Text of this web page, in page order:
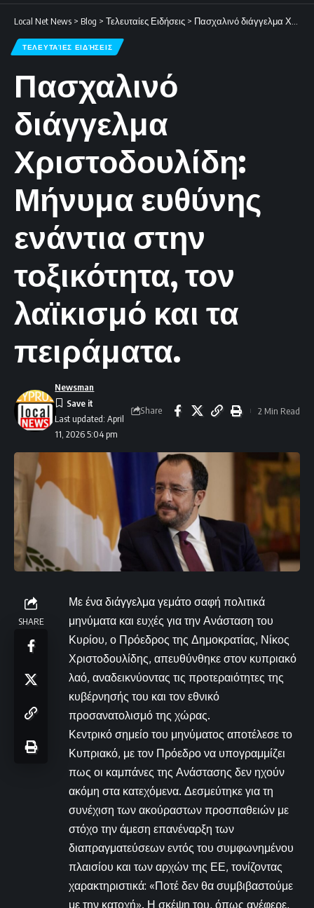
Local Net News > Blog > Τελευταίες Ειδήσεις > Πασχαλινό διάγγελμα Χριστοδουλίδη: Μήνυμα ευθύνης ενάντια στην τοξικότητα, τον λαϊκισμό και τα πειράματα.
ΤΕΛΕΥΤΑΊΕΣ ΕΙΔΉΣΕΙΣ
Πασχαλινό
διάγγελμα
Χριστοδουλίδη:
Μήνυμα ευθύνης
ενάντια στην
τοξικότητα, τον
λαϊκισμό και τα
πειράματα.
Last updated: April
11, 2026 5:04 pm
Newsman
Share 2 Min Read
SHARE
Με ένα διάγγελμα γεμάτο σαφή πολιτικά
μηνύματα και ευχές για την Ανάσταση του
Κυρίου, ο Πρόεδρος της Δημοκρατίας, Νίκος
Χριστοδουλίδης, απευθύνθηκε στον κυπριακό
λαό, αναδεικνύοντας τις προτεραιότητες της
κυβέρνησής του και τον εθνικό
προσανατολισμό της χώρας.
Κεντρικό σημείο του μηνύματος αποτέλεσε το
Κυπριακό, με τον Πρόεδρο να υπογραμμίζει
πως οι καμπάνες της Ανάστασης δεν ηχούν
ακόμη στα κατεχόμενα. Δεσμεύτηκε για τη
συνέχιση των ακούραστων προσπαθειών με
στόχο την άμεση επανέναρξη των
διαπραγματεύσεων εντός του συμφωνημένου
πλαισίου και των αρχών της ΕΕ, τονίζοντας
χαρακτηριστικά: «Ποτέ δεν θα συμβιβαστούμε
με την κατοχή». Η σκέψη του, όπως ανέφερε,